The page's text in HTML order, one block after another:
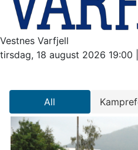
Vestnes Varfjell
tirsdag, 18 august 2026 19:00
All